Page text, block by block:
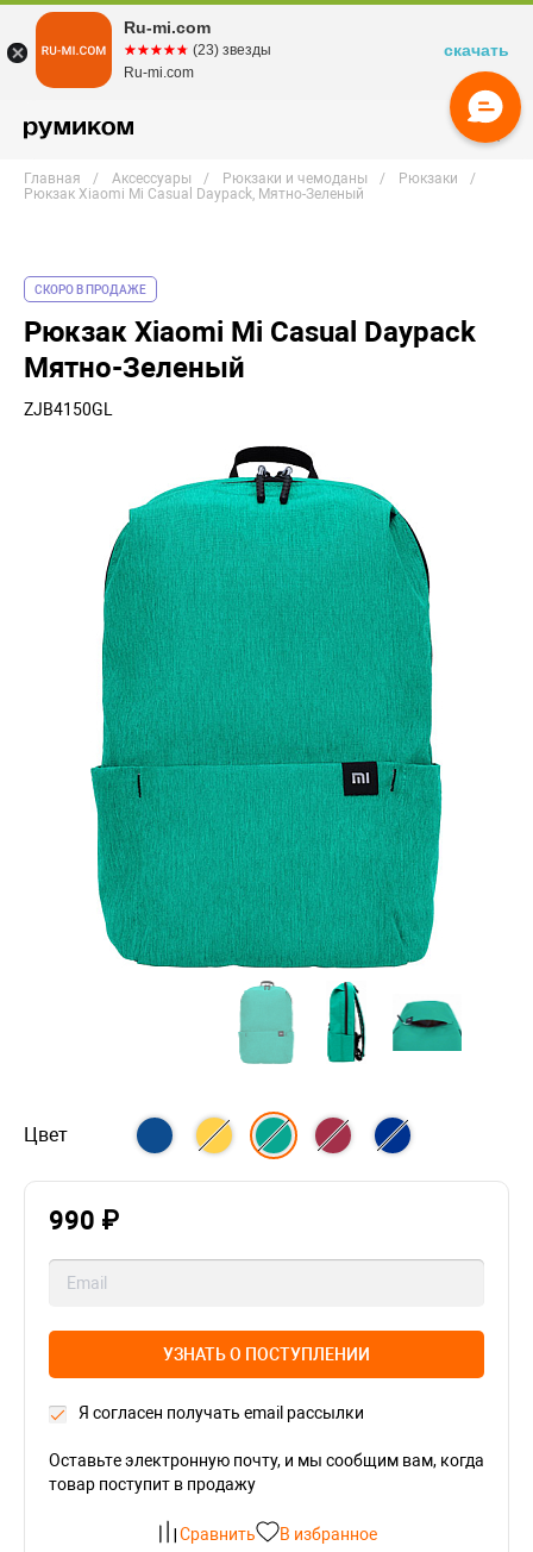
Главная Аксессуары Рюкзаки и чемоданы
Рюкзаки
Рюкзак Xiaomi Mi Casual Daypack, Мятно-Зеленый
СКОРО В ПРОДАЖЕ
Рюкзак Xiaomi Mi Casual Daypack
Мятно-Зеленый
ZJB4150GL
Цвет
990 ₽
УЗНАТЬ О ПОСТУПЛЕНИИ
Я согласен получать email рассылки
Оставьте электронную почту, и мы сообщим вам, когда
товар поступит в продажу
Сравнить В избранное
Ru-mi.com
☆☆☆☆☆
★★★★★ (23) звезды
Ru-mi.com
скачать